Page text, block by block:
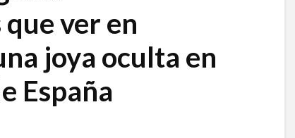
ver en
joya oculta en
España